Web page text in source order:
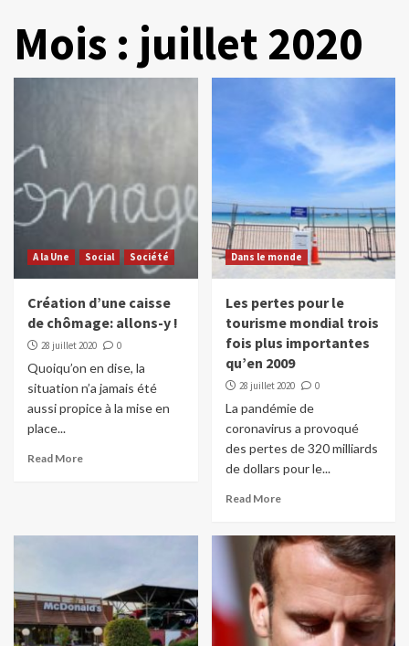
Mois : juillet 2020
A la Une Social Société
Création d’une caisse
de chômage: allons-y !
28 juillet 2020 0
Quoiqu’on en dise, la
situation n’a jamais été
aussi propice à la mise en
place...
Read More
Dans le monde
Les pertes pour le
tourisme mondial trois
fois plus importantes
qu’en 2009
28 juillet 2020 0
La pandémie de
coronavirus a provoqué
des pertes de 320 milliards
de dollars pour le...
Read More